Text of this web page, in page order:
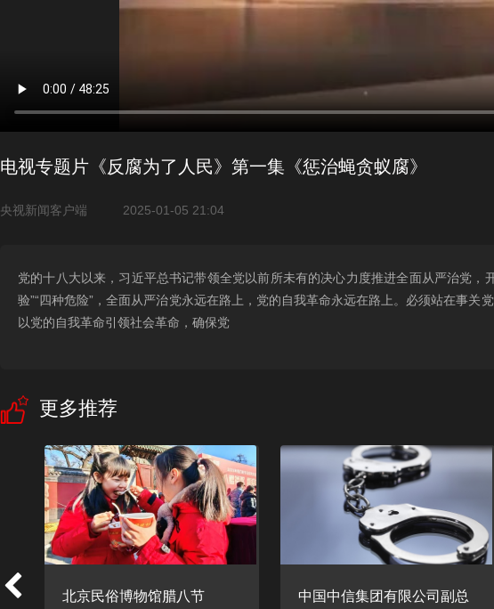
电视专题片《反腐为了人民》第一集《惩治蝇贪蚁腐》
央视新闻客户端 2025-01-05 21:04
党的十八大以来，习近平总书记带领全党以前所未有的决心力度推进全面从严治党
验”“四种危险”，全面从严治党永远在路上，党的自我革命永远在路上。必须站在事
以党的自我革命引领社会革命，确保党
更多推荐
北京民俗博物馆腊八节
中国中信集团有限公司副总